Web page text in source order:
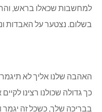
למחשבות שכאלו בראש, והרי
בשלום. נצטער על האבדות
האהבה שלנו אליך לא
כך גדולה שכולנו רצינו
בבריכה שלך, כשכל זה יגמר